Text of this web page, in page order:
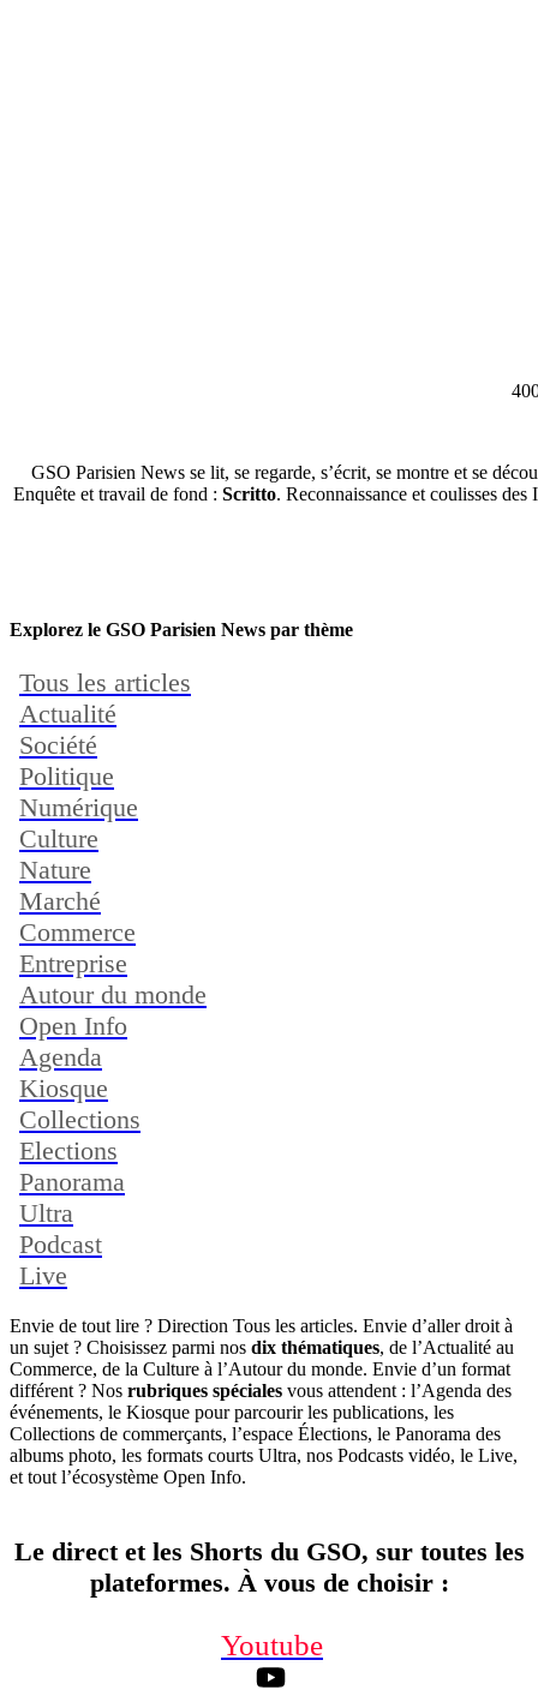
GSO Parisien News se lit, se regarde, s’écrit, se montre et se
Enquête et travail de fond : Scritto. Reconnaissance et coulisses
Explorez le GSO Parisien News par thème
Tous les articles
Actualité
Société
Politique
Numérique
Culture
Nature
Marché
Commerce
Entreprise
Autour du monde
Open Info
Agenda
Kiosque
Collections
Elections
Panorama
Ultra
Podcast
Live
Envie de tout lire ? Direction Tous les articles. Envie d’aller droit à
un sujet ? Choisissez parmi nos dix thématiques, de l’Actualité au
Commerce, de la Culture à l’Autour du monde. Envie d’un format
différent ? Nos rubriques spéciales vous attendent : l’Agenda des
événements, le Kiosque pour parcourir les publications, les
Collections de commerçants, l’espace Élections, le Panorama des
albums photo, les formats courts Ultra, nos Podcasts vidéo, le Live,
et tout l’écosystème Open Info.
Le direct et les Shorts du GSO, sur toutes les
plateformes. À vous de choisir:
Youtube